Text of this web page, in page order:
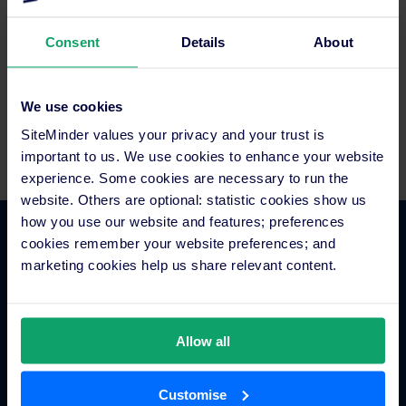
Consent Details About
We use cookies
SiteMinder values your privacy and your trust is
important to us. We use cookies to enhance your website
experience. Some cookies are necessary to run the
website. Others are optional: statistic cookies show us
how you use our website and features; preferences
cookies remember your website preferences; and
marketing cookies help us share relevant content.
Allow all
Customise
Entdecken Sie unsere Ressourcen
Alle Veranstaltungen sehen
Hotel Commerce
Hotel Metasuche
Globales Distributionssystem
Gäste-Engagement